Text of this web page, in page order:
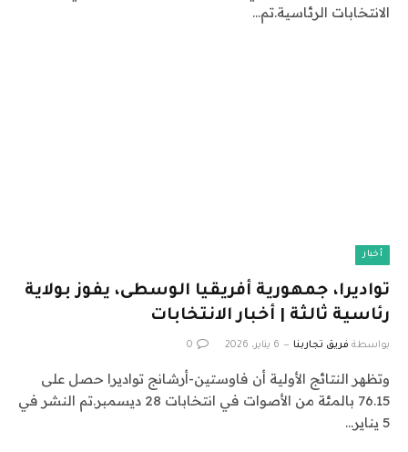
الانتخابات الرئاسية.تم…
أخبار
تواديرا، جمهورية أفريقيا الوسطى، يفوز بولاية
رئاسية ثالثة | أخبار الانتخابات
بواسطة فريق تجاربنا 6 يناير، 2026 0
وتظهر النتائج الأولية أن فاوستين-أرشانج تواديرا حصل على
76.15 بالمئة من الأصوات في انتخابات 28 ديسمبر.تم النشر في
5 يناير…